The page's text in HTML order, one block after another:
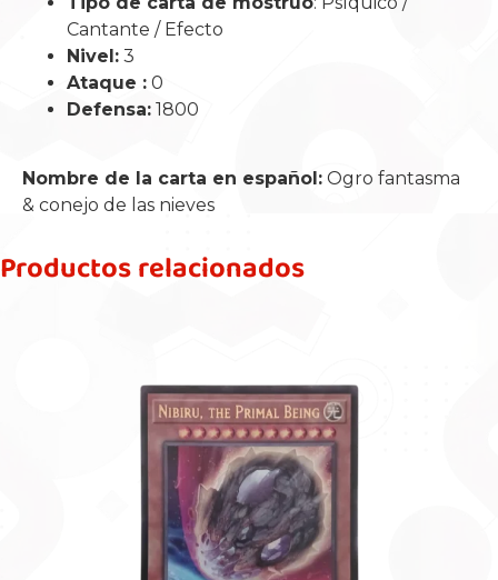
Cantante / Efecto
Nivel: 3
Ataque : 0
Defensa: 1800
Nombre de la carta en español: Ogro fantasma
& conejo de las nieves
Productos relacionados